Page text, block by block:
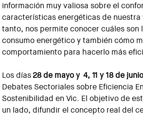
información muy valiosa sobre el
características energéticas de nuestra
tanto, nos permite conocer cuáles son
consumo energético y también cómo
comportamiento para hacerlo más
Los días28 de mayo y 4, 11 y 18 de
Debates Sectoriales sobre Eficiencia
Sostenibilidad en Vic. El objetivo de
un lado, difundir el concepto real del